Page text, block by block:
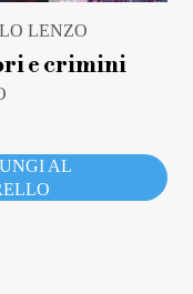
LENZO
e crimini
AL